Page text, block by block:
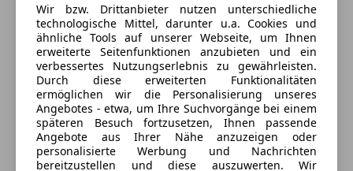
E-Mail :office@riders-peak.com
Whats App : +43 699 16411912
RIDERS PEAK Car Import e.U.
Sternebewertung 5 von 5
5 Sterne
(99% Weiterempfehlungen)
Anbieter auf AutoScout24 seit 2021
Hauptsitz
Geöffnet
Schließt um 18:00
Wir bzw. Drittanbieter nutzen unterschiedliche
technologische Mittel, darunter u.a. Cookies und
ähnliche Tools auf unserer Webseite, um Ihnen
erweiterte Seitenfunktionen anzubieten und ein
verbessertes Nutzungserlebnis zu gewährleisten.
Durch diese erweiterten Funktionalitäten
ermöglichen wir die Personalisierung unseres
Angebotes - etwa, um Ihre Suchvorgänge bei einem
späteren Besuch fortzusetzen, Ihnen passende
Angebote aus Ihrer Nähe anzuzeigen oder
personalisierte Werbung und Nachrichten
bereitzustellen und diese auszuwerten. Wir